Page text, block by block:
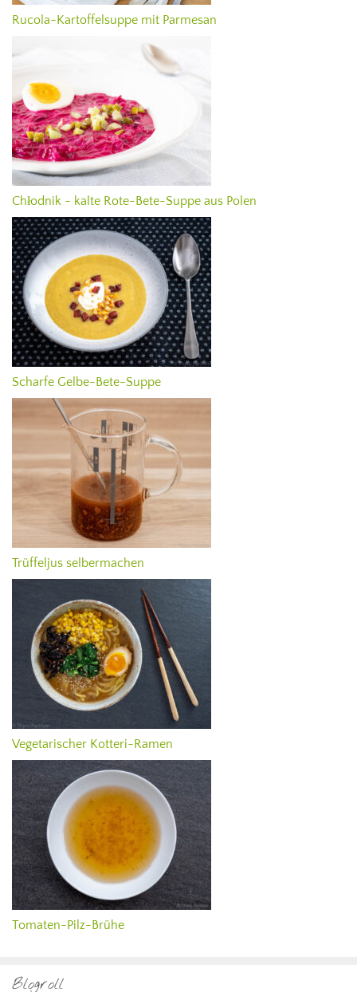
Rucola-Kartoffelsuppe mit Parmesan
Chłodnik - kalte Rote-Bete-Suppe aus Polen
Scharfe Gelbe-Bete-Suppe
Trüffeljus selbermachen
Vegetarischer Kotteri-Ramen
Tomaten-Pilz-Brühe
Blogroll